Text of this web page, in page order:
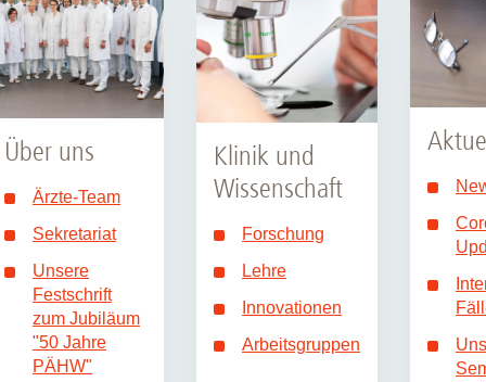
Über uns
Ärzte-Team
Sekretariat
Unsere
Festschrift
zum Jubiläum
"50 Jahre
PÄHW"
Klinik und
Wissenschaft
Forschung
Lehre
Innovationen
Arbeitsgruppen